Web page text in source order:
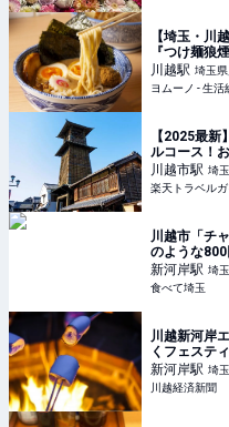
【埼玉・川
『つけ麺狼
川越駅 埼玉
ヨムーノ - 生活
【2025最
ルコース！
川越市駅 埼
楽天トラベルガ
川越市「チ
のような
新河岸駅 埼
食べて埼玉
川越新河岸
くフェステ
新河岸駅 埼
川越経済新聞